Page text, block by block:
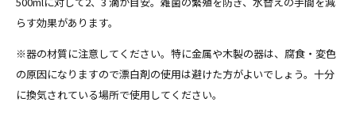
らす効果があります。
※器の材質に注意してください。特に金属や木製の器は、腐食・変色
の原因になりますので漂白剤の使用は避けた方がよいでしょう。十分
に換気されている場所で使用してください。